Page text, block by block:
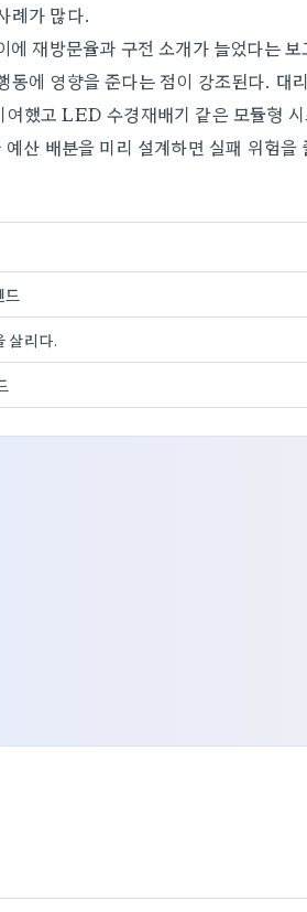
례가 많다.
재방문율과 구전 소개가 늘었다는
동에 영향을 준다는 점이 강조된다. 대
했고 LED 수경재배기 같은 모듈형
산 배분을 미리 설계하면 실패 위험을
드
살리다.